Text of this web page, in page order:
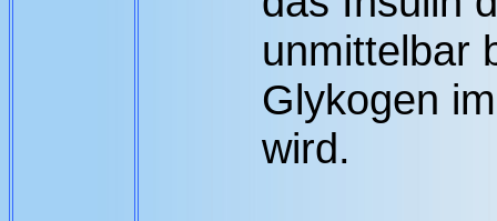
unmittelbar
Glykogen
wird.